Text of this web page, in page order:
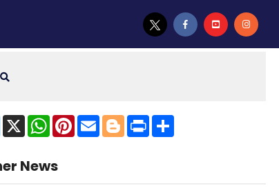
Facebook
X WhatsApp
Pinterest
EmailBlogger
Print Share
News